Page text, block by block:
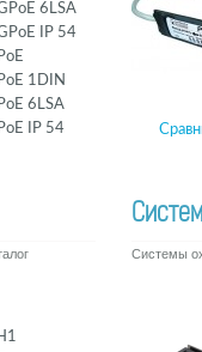
6LSA
IP 54
1DIN
6LSA
IP 54
Системы